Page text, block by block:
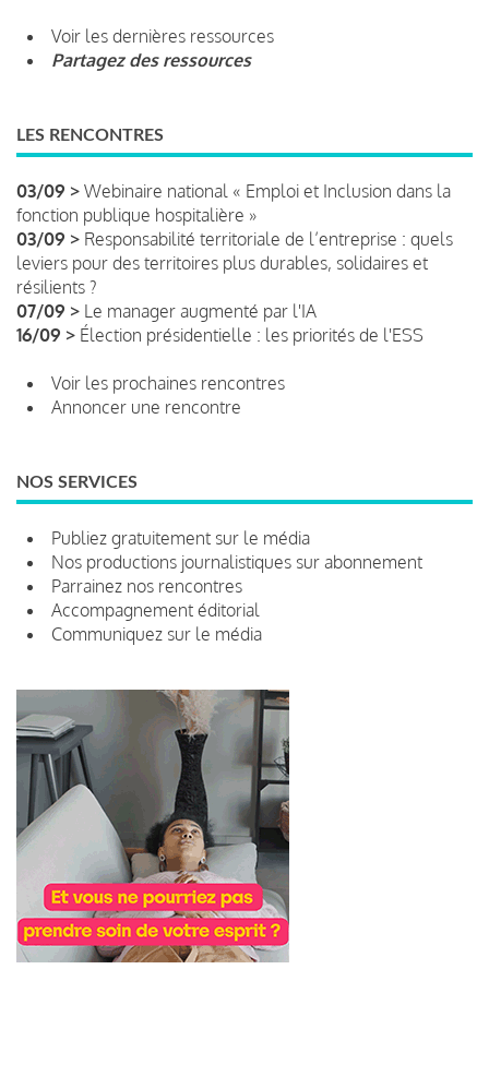
Voir les dernières ressources
Partagez des ressources
LES RENCONTRES
03/09 > Webinaire national « Emploi et Inclusion dans la
fonction publique hospitalière »
03/09 > Responsabilité territoriale de l’entreprise : quels
leviers pour des territoires plus durables, solidaires et
résilients ?
07/09 > Le manager augmenté par l'IA
16/09 > Élection présidentielle : les priorités de l'ESS
Voir les prochaines rencontres
Annoncer une rencontre
NOS SERVICES
Publiez gratuitement sur le média
Nos productions journalistiques sur abonnement
Parrainez nos rencontres
Accompagnement éditorial
Communiquez sur le média